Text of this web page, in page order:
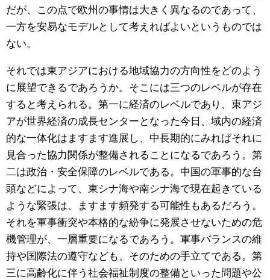
だが、この点で欧州の事情は大きく異なるのであって、
一方を安易なモデルとして考えればよいというものでは
ない。
それでは東アジアにおける地域協力の方向性をどのよう
に展望できるであろうか。そこには三つのレベルが存在
すると考えられる。第一に経済のレベルであり、東アジ
アが世界経済の成長センターとなった今日、域内の経済
的な一体化はますます進展し、中長期的にみればそれに
見合った協力関係が整備されることになるであろう。第
二は政治・安全保障のレベルである。中国の軍事的な台
頭などによって、東シナ海や南シナ海で現在起きている
ような緊張は、ますます頻発する可能性もあるだろう。
それを軍事衝突や本格的な紛争に発展させないための危
機管理が、一層重要になるであろう。軍事バランスの維
持や国際法の遵守なども、そのための手立てである。第
三に高齢化に伴う社会福祉制度の整備といった問題や公